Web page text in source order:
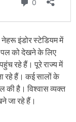
इंडोर स्टेडियम में
को देखने के लिए
रहे हैं। पूरे राज्य में
रहे हैं। कई सालों के
की है। विश्वास व्यक्त
जा रहे हैं।